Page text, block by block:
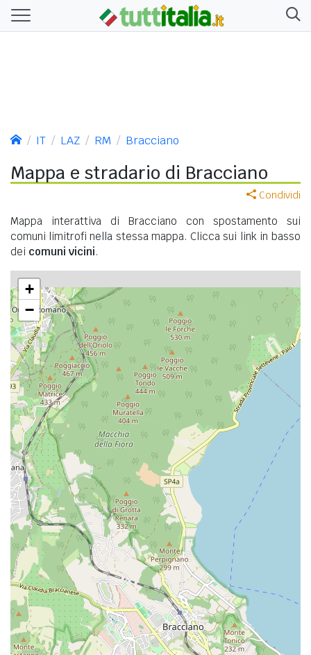
IT LAZ RM Bracciano
Mappa e stradario di Bracciano
Condividi
Mappa interattiva di Bracciano con spostamento sui
comuni limitrofi nella stessa mappa. Clicca sui link in basso
dei comuni vicini.
+
−